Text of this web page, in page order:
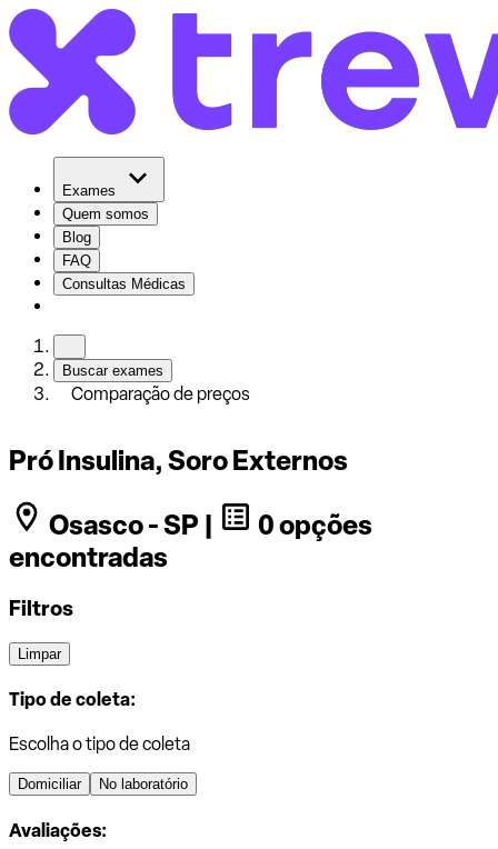
Exames
Quem somos
Blog
FAQ
Consultas Médicas
Buscar exames
Comparação de preços
Pró Insulina, Soro Externos
Osasco - SP |
0 opções
encontradas
Filtros
Limpar
Tipo de coleta:
Escolha o tipo de coleta
Domiciliar No laboratório
Avaliações: